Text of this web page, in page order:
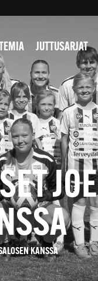
JUTTUSARJAT
KANSSA